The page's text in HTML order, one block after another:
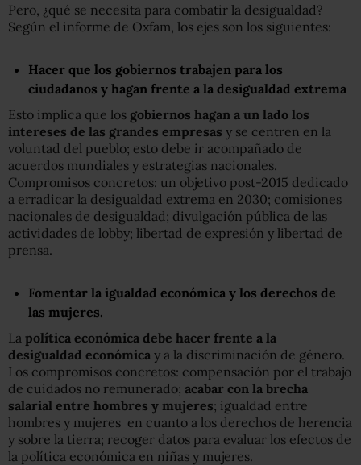
Pero, ¿qué se necesita para combatir la desigualdad?
Según el informe de Oxfam, los ejes son los siguientes:
Hacer que los gobiernos trabajen para los
ciudadanos y hagan frente a la desigualdad extrema
Esto implica que los gobiernos hagan a un lado los
intereses de las grandes empresas y se centren en la
voluntad del pueblo; esto debe ir acompañado de
acuerdos mundiales y estrategias nacionales.
Compromisos concretos: un objetivo post-2015 dedicado
a erradicar la desigualdad extrema en 2030; comisiones
nacionales de desigualdad; divulgación pública de las
actividades de lobby; libertad de expresión y libertad de
prensa.
Fomentar la igualdad económica y los derechos de
las mujeres.
La política económica debe hacer frente a la
desigualdad económica y a la discriminación de género.
Los compromisos concretos: compensación por el trabajo
de cuidados no remunerado; acabar con la brecha
salarial entre hombres y mujeres; igualdad entre
hombres y mujeres en cuanto a los derechos de herencia
y sobre la tierra; recoger datos para evaluar los efectos de
la política económica en niñas y mujeres.